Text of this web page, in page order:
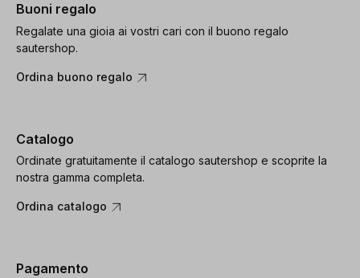
Buoni regalo
Regalate una gioia ai vostri cari con il buono regalo
sautershop.
Ordina buono regalo
Catalogo
Ordinate gratuitamente il catalogo sautershop e scoprite la
nostra gamma completa.
Ordina catalogo
Pagamento